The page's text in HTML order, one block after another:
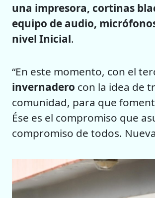
una impresora, cortinas
equipo de audio,
nivel Inicial.
“En este momento, con el
invernadero con la idea de
comunidad, para que
Ése es el compromiso que
compromiso de todos.